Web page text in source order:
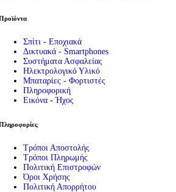
Σπίτι - Εποχιακά
Δικτυακά - Smartphones
Συστήματα Ασφαλείας
Ηλεκτρολογικό Υλικό
Μπαταρίες - Φορτιστές
Πληροφορική
Εικόνα - Ήχος
Τρόποι Αποστολής
Τρόποι Πληρωμής
Πολιτική Επιστροφών
Όροι Χρήσης
Πολιτική Απορρήτου